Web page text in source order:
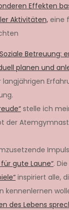
Effekten
Aktivitäten, eine
Soziale Betreuung:
planen und
stelle ich
der
gute Laune“. Die
inspiriert alle,
kennenlernen
des Lebens